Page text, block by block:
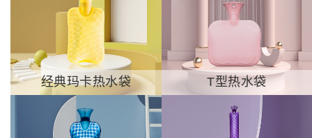
经典玛卡热水袋 T型热水袋